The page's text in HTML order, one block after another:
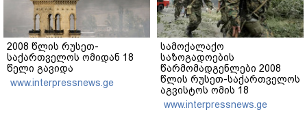
2008 წლის რუსეთ-
საქართველოს ომიდან 18
წელი გავიდა
www.interpressnews.ge
სამოქალაქო
საზოგადოების
წარმომადგენლები 2008
წლის რუსეთ-საქართველოს
აგვისტოს ომის 18
წლისთავთან
დაკავშირებით ერთობლივ
www.interpressnews.ge